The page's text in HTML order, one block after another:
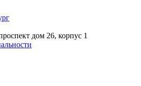
дом 26, корпус 1